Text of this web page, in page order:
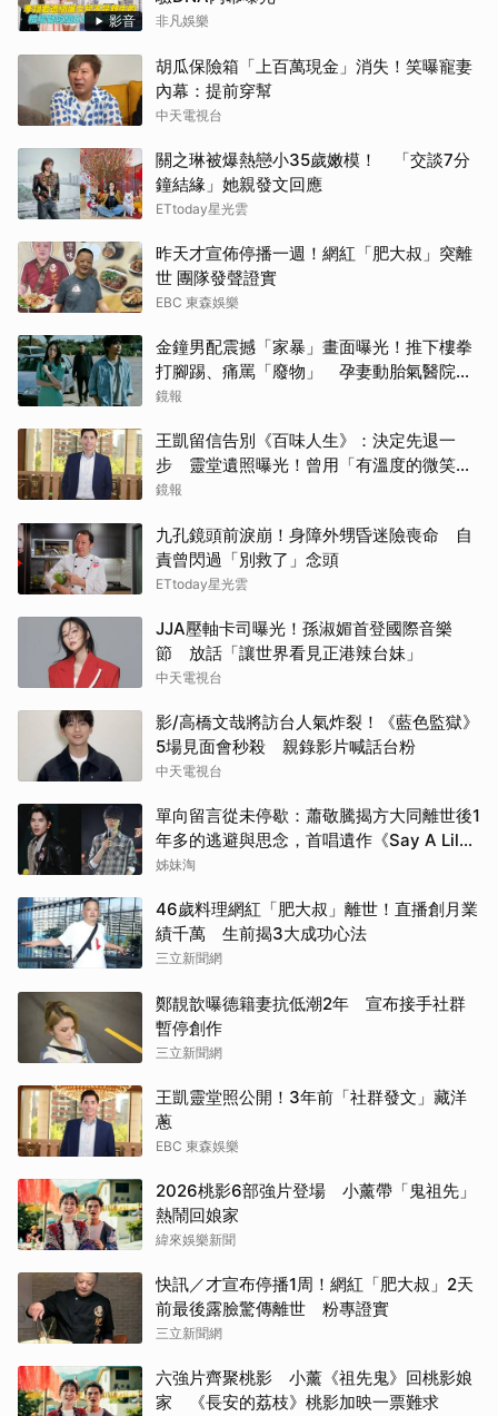
影音 非凡娛樂
胡瓜保險箱「上百萬現金」消失！笑曝寵妻
內幕：提前穿幫
中天電視台
關之琳被爆熱戀小35歲嫩模！ 「交談7分
鐘結緣」她親發文回應
ETtoday星光雲
昨天才宣佈停播一週！網紅「肥大叔」突離
世 團隊發聲證實
EBC 東森娛樂
金鐘男配震撼「家暴」畫面曝光！推下樓拳
打腳踢、痛罵「廢物」 孕妻動胎氣醫院爆
激烈衝突
鏡報
王凱留信告別《百味人生》：決定先退一
步 靈堂遺照曝光！曾用「有溫度的微笑」
祝賀母親節快樂
鏡報
九孔鏡頭前淚崩！身障外甥昏迷險喪命 自
責曾閃過「別救了」念頭
ETtoday星光雲
JJA壓軸卡司曝光！孫淑媚首登國際音樂
節 放話「讓世界看見正港辣台妹」
中天電視台
影/高橋文哉將訪台人氣炸裂！《藍色監獄》
5場見面會秒殺 親錄影片喊話台粉
中天電視台
單向留言從未停歇：蕭敬騰揭方大同離世後1
年多的逃避與思念，首唱遺作《Say A Lil
Something》
姊妹淘
46歲料理網紅「肥大叔」離世！直播創月業
績千萬 生前揭3大成功心法
三立新聞網
鄭靚歆曝德籍妻抗低潮2年 宣布接手社群
暫停創作
三立新聞網
王凱靈堂照公開！3年前「社群發文」藏洋
蔥
EBC 東森娛樂
2026桃影6部強片登場 小薰帶「鬼祖先」
熱鬧回娘家
緯來娛樂新聞
快訊／才宣布停播1周！網紅「肥大叔」2天
前最後露臉驚傳離世 粉專證實
三立新聞網
六強片齊聚桃影 小薰《祖先鬼》回桃影娘
家 《長安的荔枝》桃影加映一票難求